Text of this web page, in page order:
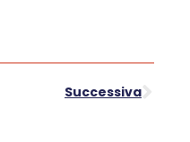
Successiva